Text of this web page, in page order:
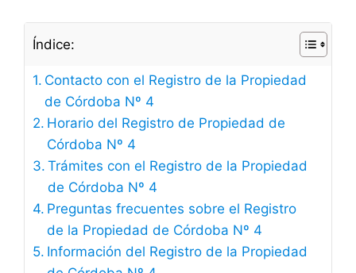
Índice:
Contacto con el Registro de la Propiedad
de Córdoba Nº 4
Horario del Registro de Propiedad de
Córdoba Nº 4
Trámites con el Registro de la Propiedad
de Córdoba Nº 4
Preguntas frecuentes sobre el Registro
de la Propiedad de Córdoba Nº 4
Información del Registro de la Propiedad